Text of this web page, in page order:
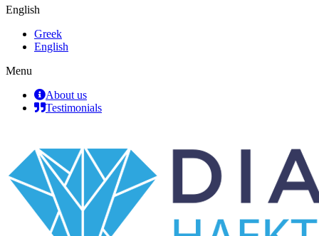
English
Greek
English
Menu
About us
Testimonials